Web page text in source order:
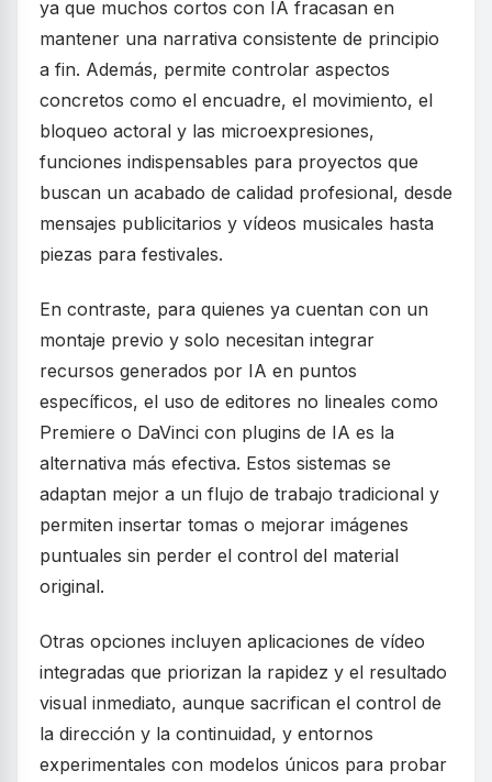
ya que muchos cortos con IA fracasan en
mantener una narrativa consistente de principio
a fin. Además, permite controlar aspectos
concretos como el encuadre, el movimiento, el
bloqueo actoral y las microexpresiones,
funciones indispensables para proyectos que
buscan un acabado de calidad profesional, desde
mensajes publicitarios y vídeos musicales hasta
piezas para festivales.
En contraste, para quienes ya cuentan con un
montaje previo y solo necesitan integrar
recursos generados por IA en puntos
específicos, el uso de editores no lineales como
Premiere o DaVinci con plugins de IA es la
alternativa más efectiva. Estos sistemas se
adaptan mejor a un flujo de trabajo tradicional y
permiten insertar tomas o mejorar imágenes
puntuales sin perder el control del material
original.
Otras opciones incluyen aplicaciones de vídeo
integradas que priorizan la rapidez y el resultado
visual inmediato, aunque sacrifican el control de
la dirección y la continuidad, y entornos
experimentales con modelos únicos para probar